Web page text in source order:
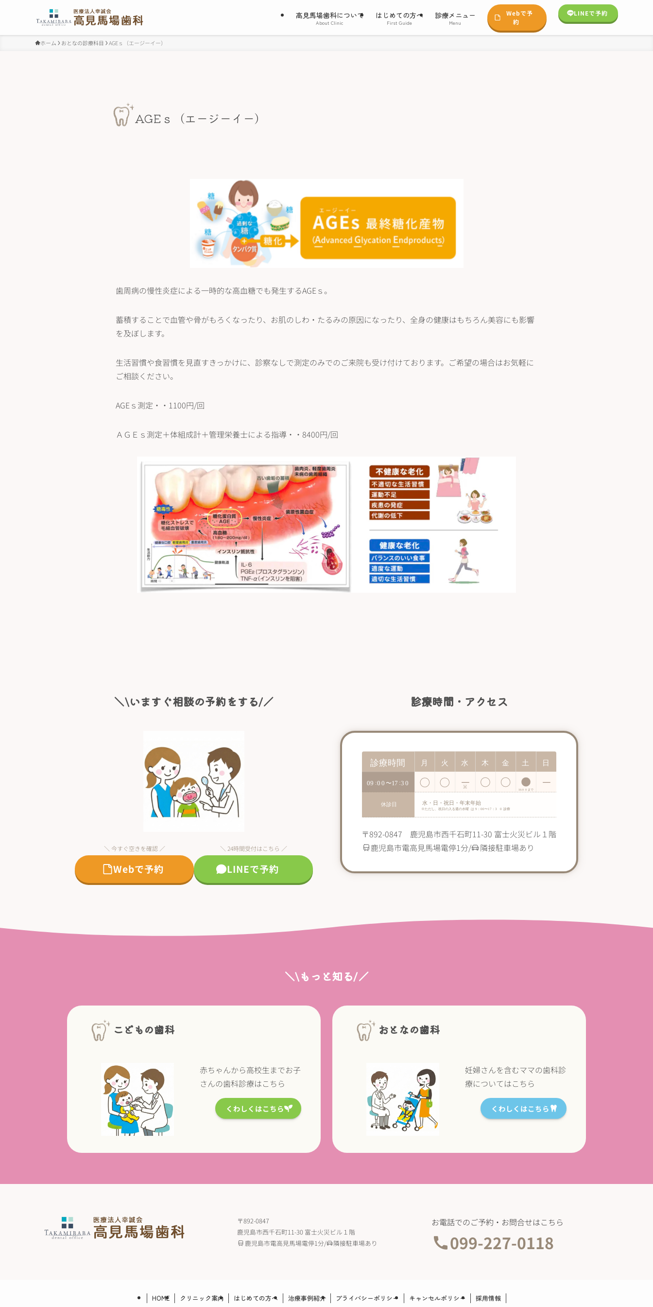
高見馬場歯科について
About Clinic
はじめての方へ
First Guide
診療メニュー
Menu
Webで予
約
LINEで予約
ホーム おとなの診療科目 AGEｓ（エージーイー）
AGEｓ（エージーイー）
歯周病の慢性炎症による一時的な高血糖でも発生するAGEｓ。
蓄積することで血管や骨がもろくなったり、お肌のしわ・たるみの原因になったり、全身の健康はもちろん美容にも影響
を及ぼします。
生活習慣や食習慣を見直すきっかけに、診察なしで測定のみでのご来院も受け付けております。ご希望の場合はお気軽に
ご相談ください。
AGEｓ測定・・1100円/回
ＡＧＥｓ測定＋体組成計＋管理栄養士による指導・・8400円/回
＼\いますぐ相談の予約をする/／
＼ 今すぐ空きを確認 ／
Webで予約
＼ 24時間受付はこちら ／
LINEで予約
診療時間・アクセス
〒892-0847 鹿児島市西千石町11-30 富士火災ビル１階
鹿児島市電高見馬場電停1分/
隣接駐車場あり
＼\もっと知る/／
こどもの歯科
赤ちゃんから高校生までお子
さんの歯科診療はこちら
くわしくはこちら
おとなの歯科
妊婦さんを含むママの歯科診
療についてはこちら
くわしくはこちら
〒892-0847
鹿児島市西千石町11-30 富士火災ビル１階
鹿児島市電高見馬場電停1分/
隣接駐車場あり
お電話でのご予約・お問合せはこちら
099-227-0118
HOME クリニック案内 はじめての方へ 治療事例紹介 プライバシーポリシー キャンセルポリシー 採用情報